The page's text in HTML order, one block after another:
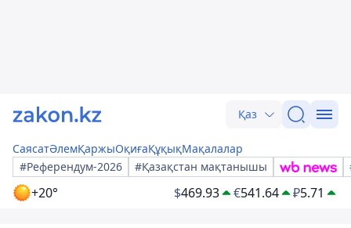
Қаз
СаясатӘлемҚаржыОқиғаҚұқықМақалалар
#Референдум-2026
#Қазақстан мақтанышы
+20° $469.93 €541.64 ₽5.71